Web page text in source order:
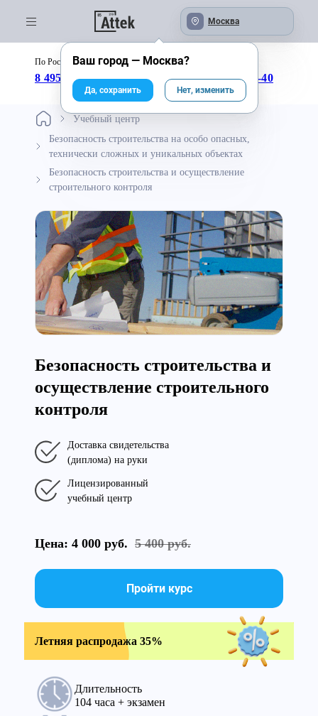
Москва
По России бесплатно:
8 495 246-04-43 8 800 333-25-40
Учебный центр
Безопасность строительства на особо опасных,
технически сложных и уникальных объектах
Безопасность строительства и осуществление
строительного контроля
Безопасность строительства и
осуществление строительного
контроля
Доставка свидетельства
(диплома) на руки
Лицензированный
учебный центр
Цена: 4 000 руб. 5 400 руб.
Пройти курс
Летняя распродажа 35%
Длительность
104 часа + экзамен
Ваш город — Москва?
Да, сохранить Нет, изменить